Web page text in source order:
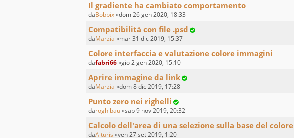
Il gradiente ha cambiato comportamento
daBobbix»dom 26 gen 2020, 18:33
Compatibilità con file .psd
daMarzia »mar 31 dic 2019, 15:37
Colore interfaccia e valutazione colore immagini
dafabri66»gio 2 gen 2020, 15:10
Aprire immagine da link
daMarzia »dom 8 dic 2019, 17:28
Punto zero nei righelli
daroghibau»sab 9 nov 2019, 20:32
Calcolo dell'area di una selezione sulla base del colore
daAlturis »ven 27 set 2019, 1:20